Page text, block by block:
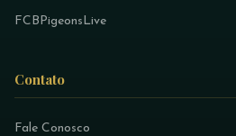
FCBPigeonsLive
Contato
Fale Conosco